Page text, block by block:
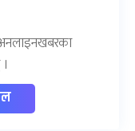
अनलाइनखबरका